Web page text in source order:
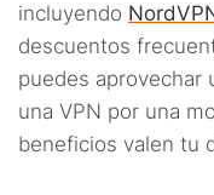
incluyendo
descuentos
puedes aprovechar
una VPN por una
beneficios valen tu